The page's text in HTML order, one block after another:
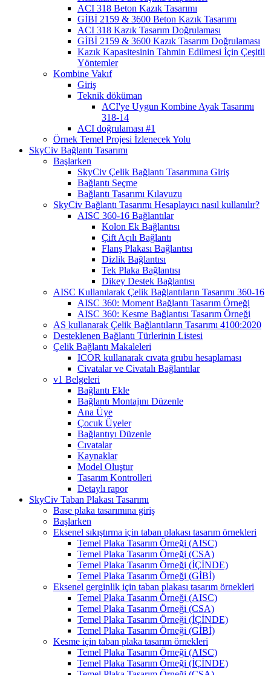
ACI 318 Beton Kazık Tasarımı
GİBİ 2159 & 3600 Beton Kazık Tasarımı
ACI 318 Kazık Tasarım Doğrulaması
GİBİ 2159 & 3600 Kazık Tasarım Doğrulaması
Kazık Kapasitesinin Tahmin Edilmesi İçin Çeşitli
Yöntemler
Kombine Vakıf
Giriş
Teknik döküman
ACI'ye Uygun Kombine Ayak Tasarımı
318-14
ACI doğrulaması #1
Örnek Temel Projesi İzlenecek Yolu
SkyCiv Bağlantı Tasarımı
Başlarken
SkyCiv Çelik Bağlantı Tasarımına Giriş
Bağlantı Seçme
Bağlantı Tasarımı Kılavuzu
SkyCiv Bağlantı Tasarımı Hesaplayıcı nasıl kullanılır?
AISC 360-16 Bağlantılar
Kolon Ek Bağlantısı
Çift Açılı Bağlantı
Flanş Plakası Bağlantısı
Dizlik Bağlantısı
Tek Plaka Bağlantısı
Dikey Destek Bağlantısı
AISC Kullanılarak Çelik Bağlantıların Tasarımı 360-16
AISC 360: Moment Bağlantı Tasarım Örneği
AISC 360: Kesme Bağlantısı Tasarım Örneği
AS kullanarak Çelik Bağlantıların Tasarımı 4100:2020
Desteklenen Bağlantı Türlerinin Listesi
Çelik Bağlantı Makaleleri
ICOR kullanarak cıvata grubu hesaplaması
Civatalar ve Civatalı Bağlantılar
v1 Belgeleri
Bağlantı Ekle
Bağlantı Montajını Düzenle
Ana Üye
Çocuk Üyeler
Bağlantıyı Düzenle
Cıvatalar
Kaynaklar
Model Oluştur
Tasarım Kontrolleri
Detaylı rapor
SkyCiv Taban Plakası Tasarımı
Base plaka tasarımına giriş
Başlarken
Eksenel sıkıştırma için taban plakası tasarım örnekleri
Temel Plaka Tasarım Örneği (AISC)
Temel Plaka Tasarım Örneği (CSA)
Temel Plaka Tasarım Örneği (İÇİNDE)
Temel Plaka Tasarım Örneği (GİBİ)
Eksenel gerginlik için taban plakası tasarım örnekleri
Temel Plaka Tasarım Örneği (AISC)
Temel Plaka Tasarım Örneği (CSA)
Temel Plaka Tasarım Örneği (İÇİNDE)
Temel Plaka Tasarım Örneği (GİBİ)
Kesme için taban plaka tasarım örnekleri
Temel Plaka Tasarım Örneği (AISC)
Temel Plaka Tasarım Örneği (İÇİNDE)